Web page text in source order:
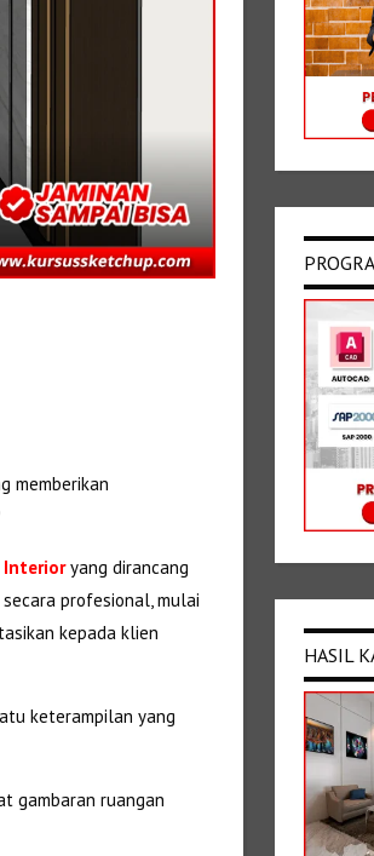
memberikan
Interior yang dirancang
profesional, mulai
kepada klien
keterampilan yang
gambaran ruangan
HASIL